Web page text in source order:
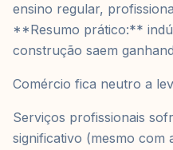
ensino regular,
**Resumo prático:**
construção saem
Comércio fica neutro a
Serviços profissionais
significativo (mesmo com